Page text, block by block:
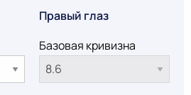
Правый глаз
Базовая кривизна